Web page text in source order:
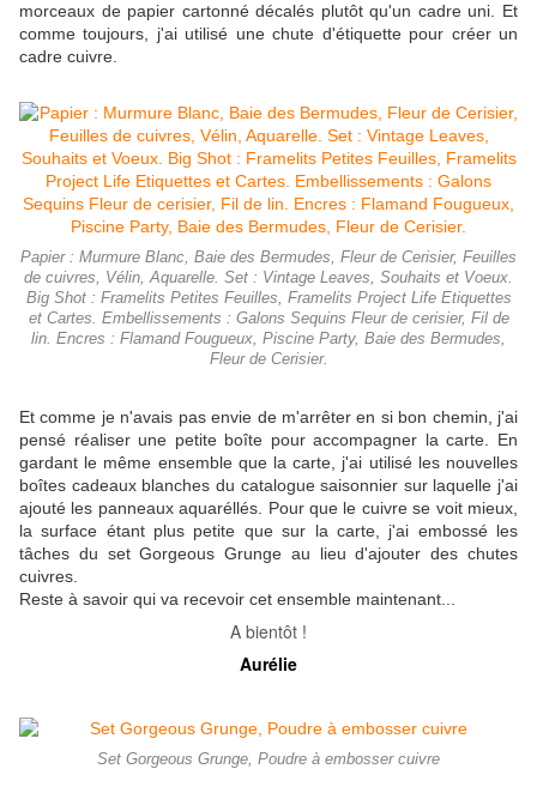
morceaux de papier cartonné décalés plutôt qu'un cadre uni. Et
comme toujours, j'ai utilisé une chute d'étiquette pour créer un
cadre cuivre.
Papier : Murmure Blanc, Baie des Bermudes, Fleur de Cerisier, Feuilles
de cuivres, Vélin, Aquarelle. Set : Vintage Leaves, Souhaits et Voeux.
Big Shot : Framelits Petites Feuilles, Framelits Project Life Etiquettes
et Cartes. Embellissements : Galons Sequins Fleur de cerisier, Fil de
lin. Encres : Flamand Fougueux, Piscine Party, Baie des Bermudes,
Fleur de Cerisier.
Et comme je n'avais pas envie de m'arrêter en si bon chemin, j'ai
pensé réaliser une petite boîte pour accompagner la carte. En
gardant le même ensemble que la carte, j'ai utilisé les nouvelles
boîtes cadeaux blanches du catalogue saisonnier sur laquelle j'ai
ajouté les panneaux aquaréllés. Pour que le cuivre se voit mieux,
la surface étant plus petite que sur la carte, j'ai embossé les
tâches du set Gorgeous Grunge au lieu d'ajouter des chutes
cuivres.
Reste à savoir qui va recevoir cet ensemble maintenant...
A bientôt !
Aurélie
Set Gorgeous Grunge, Poudre à embosser cuivre